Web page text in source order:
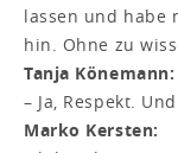
lassen und habe
hin. Ohne zu
Tanja Könemann:
– Ja, Respekt.
Marko Kersten: